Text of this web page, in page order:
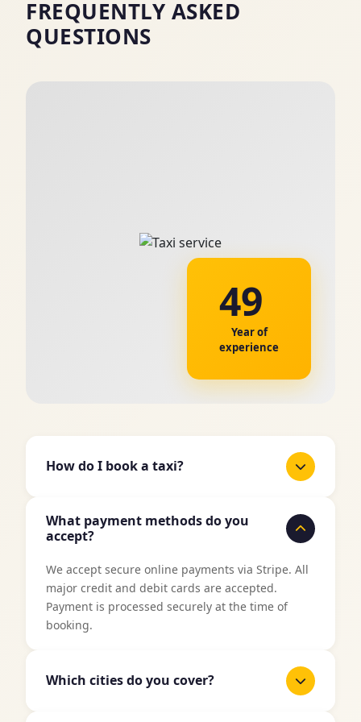
FREQUENTLY ASKED
QUESTIONS
49
Year of
experience
How do I book a taxi?
booking form above, enter your pickup location
and destination, select date and time, and then
choose your preferred vehicle type. You'll get an
instant price quote before confirming your
booking.
What payment methods do you
accept?
We accept secure online payments via Stripe. All
major credit and debit cards are accepted.
Payment is processed securely at the time of
booking.
Which cities do you cover?